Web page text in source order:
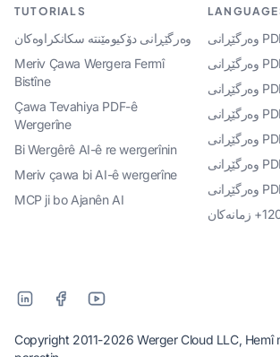
TUTORIALS
وەرگێڕانی دۆکیومێنتە سکانکراوەکان
Meriv Çawa Wergera Fermî
Bistîne
Çawa Tevahiya PDF-ê
Wergerîne
Bi Wergêrê AI-ê re wergerînin
Meriv çawa bi AI-ê wergerîne
MCP ji bo Ajanên AI
Copyright 2011-2026 Werger Cloud LLC, Hemî